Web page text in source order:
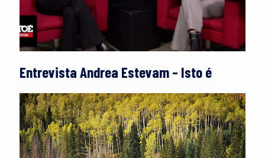
Entrevista Andrea Estevam – Isto é